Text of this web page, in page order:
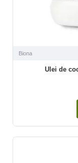
Biona
Ulei de